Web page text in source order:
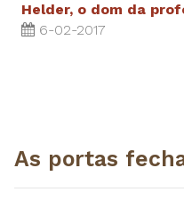
Helder, o dom da
6-02-2017
As portas